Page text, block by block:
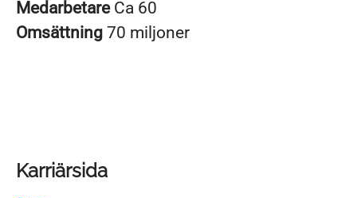
Medarbetare Ca 60
Omsättning 70 miljoner
Karriärsida